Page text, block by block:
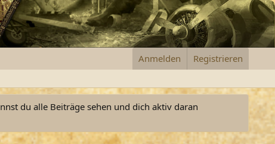
Anmelden Registrieren
du alle Beiträge sehen und dich aktiv daran